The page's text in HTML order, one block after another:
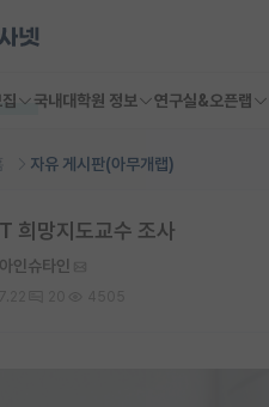
국내대학원 정보 연구실&오픈랩
자유 게시판(아무개랩)
희망지도교수 조사
인슈타인